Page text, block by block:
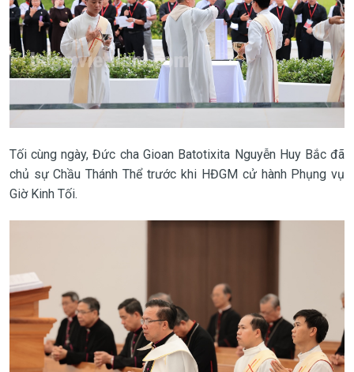
Tối cùng ngày, Đức cha Gioan Batotixita Nguyễn Huy Bắc đã
chủ sự Chầu Thánh Thể trước khi HĐGM cử hành Phụng vụ
Giờ Kinh Tối.